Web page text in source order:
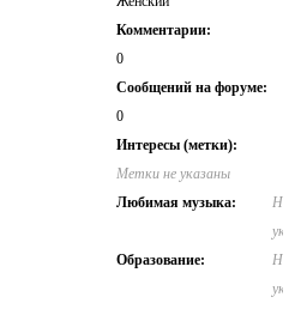
Комментарии:
0
Cообщений на форуме:
0
Интересы (метки):
Метки не указаны
Любимая музыка:
Не
Образование:
Не